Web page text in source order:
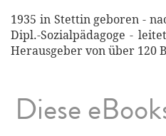
1935 in Stettin geboren -
Dipl.-Sozialpädagoge -
Herausgeber von über 120
Diese